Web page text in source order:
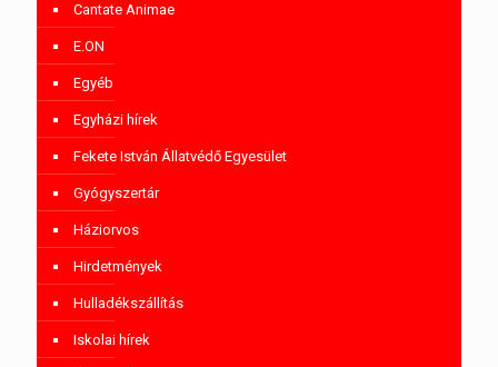
Cantate Animae
E.ON
Egyéb
Egyházi hírek
Fekete István Állatvédő Egyesület
Gyógyszertár
Háziorvos
Hirdetmények
Hulladékszállítás
Iskolai hírek